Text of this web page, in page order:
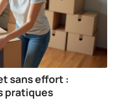
sans effort :
pratiques